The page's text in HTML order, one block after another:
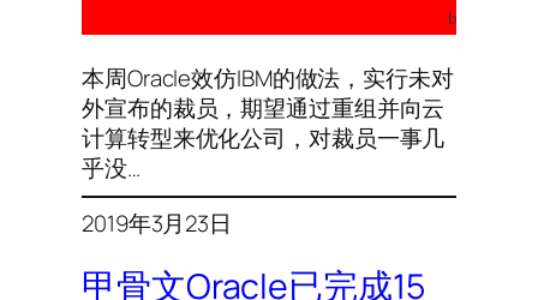
本周Oracle效仿IBM的做法，实行未对
外宣布的裁员，期望通过重组并向云
计算转型来优化公司，对裁员一事几
乎没…
2019年3月23日
甲骨文Oracle已完成15